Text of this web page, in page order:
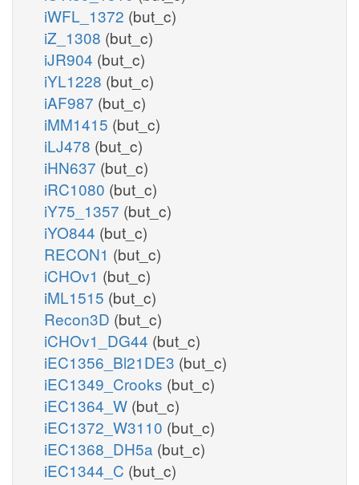
iWFL_1372 (but_c)
iZ_1308 (but_c)
iJR904 (but_c)
iYL1228 (but_c)
iAF987 (but_c)
iMM1415 (but_c)
iLJ478 (but_c)
iHN637 (but_c)
iRC1080 (but_c)
iY75_1357 (but_c)
iYO844 (but_c)
RECON1 (but_c)
iCHOv1 (but_c)
iML1515 (but_c)
Recon3D (but_c)
iCHOv1_DG44 (but_c)
iEC1356_Bl21DE3 (but_c)
iEC1349_Crooks (but_c)
iEC1364_W (but_c)
iEC1372_W3110 (but_c)
iEC1368_DH5a (but_c)
iEC1344_C (but_c)